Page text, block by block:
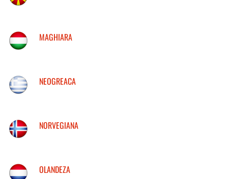
MAGHIARA
NEOGREACA
NORVEGIANA
OLANDEZA